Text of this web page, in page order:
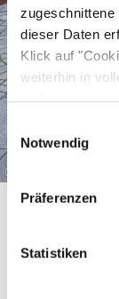
zugeschnittene
dieser Daten
Klick auf
weiterhin in
steht in unserer
gelistet.
Notwendig
Präferenzen
Statistiken
©